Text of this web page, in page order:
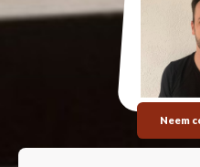
Neem